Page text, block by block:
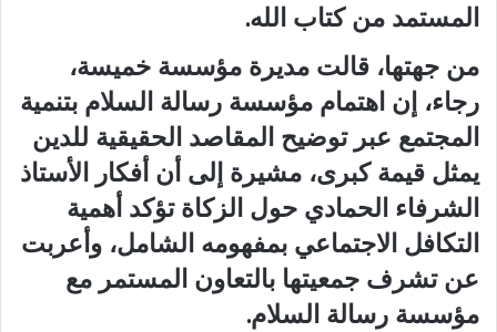
المستمد من كتاب الله.
من جهتها، قالت مديرة مؤسسة خميسة،
رجاء، إن اهتمام مؤسسة رسالة السلام بتنمية
المجتمع عبر توضيح المقاصد الحقيقية للدين
يمثل قيمة كبرى، مشيرة إلى أن أفكار الأستاذ
الشرفاء الحمادي حول الزكاة تؤكد أهمية
التكافل الاجتماعي بمفهومه الشامل، وأعربت
عن تشرف جمعيتها بالتعاون المستمر مع
مؤسسة رسالة السلام.